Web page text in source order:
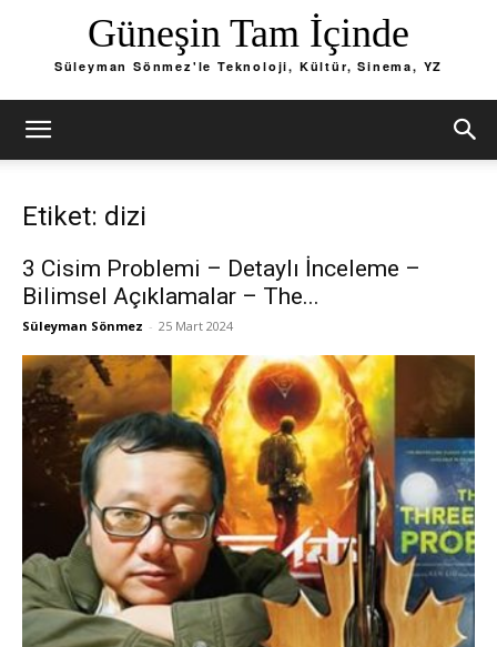
Güneşin Tam İçinde
Süleyman Sönmez'le Teknoloji, Kültür, Sinema, YZ
Etiket: dizi
3 Cisim Problemi – Detaylı İnceleme –
Bilimsel Açıklamalar – The...
Süleyman Sönmez - 25 Mart 2024